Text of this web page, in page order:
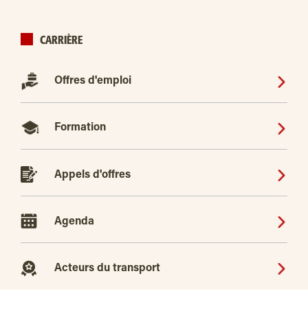
CARRIÈRE
Offres d'emploi
Formation
Appels d'offres
Agenda
Acteurs du transport